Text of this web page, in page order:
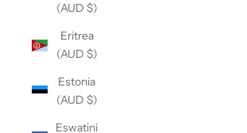
(AUD $)
Eritrea
(AUD $)
Estonia
(AUD $)
Eswatini